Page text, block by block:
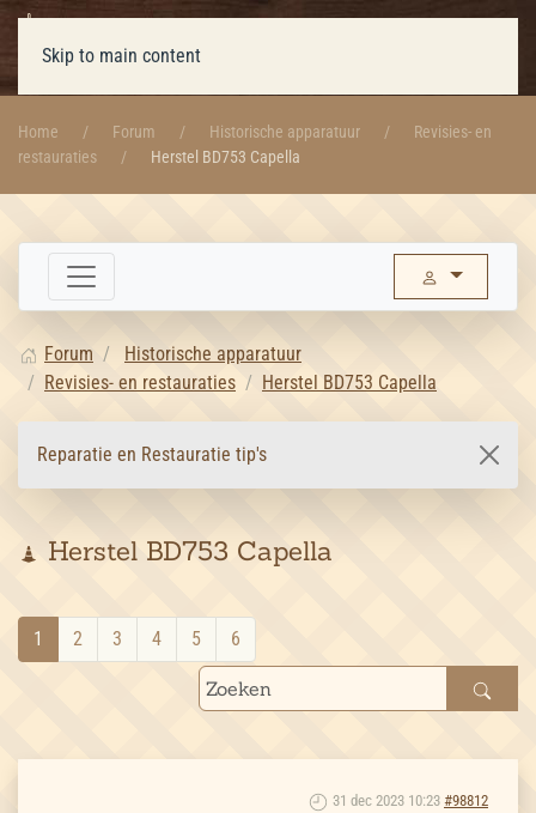
Skip to main content
Home Forum Historische apparatuur
Revisies- en
restauraties
Herstel BD753 Capella
Forum
Historische apparatuur
Revisies- en restauraties
Herstel BD753 Capella
Reparatie en Restauratie tip's
Herstel BD753 Capella
1 2 3 4 5 6
31 dec 2023 10:23 #98812